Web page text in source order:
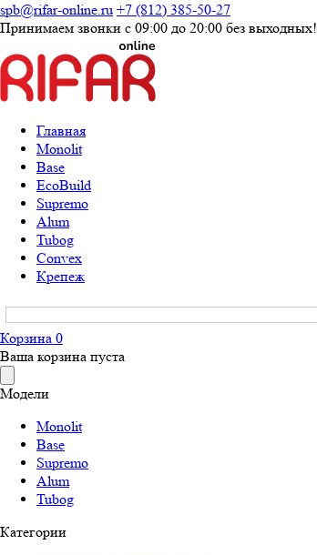
spb@rifar-online.ru +7 (812) 385-50-27
Принимаем звонки с 09:00 до 20:00 без выходных!
Главная
Monolit
Base
EcoBuild
Supremo
Alum
Tubog
Convex
Крепеж
Корзина 0
Ваша корзина пуста
Модели
Monolit
Base
Supremo
Alum
Tubog
Категории